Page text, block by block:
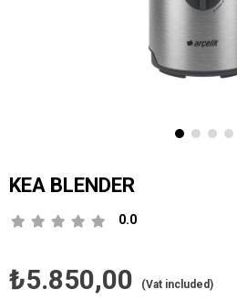
KEA BLENDER
0.0
₺5.850,00 (Vat included)